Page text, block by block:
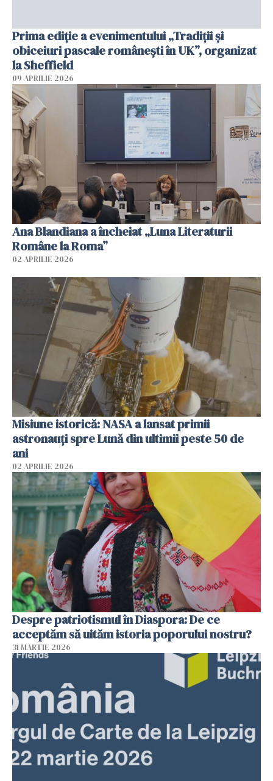
Prima ediție a evenimentului „Tradiții și
obiceiuri pascale românești în UK”, organizat
la Sheffield
09 APRILIE 2026
Ana Blandiana a încheiat „Luna Literaturii
Române la Roma”
02 APRILIE 2026
Misiune istorică: NASA a lansat primii
astronauţi spre Lună din ultimii peste 50 de
ani
02 APRILIE 2026
Despre patriotismul în Diaspora: De ce
acceptăm să uităm istoria poporului nostru?
31 MARTIE 2026